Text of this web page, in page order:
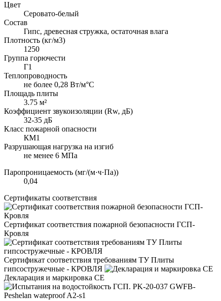
Цвет
Серовато-белый
Состав
Гипс, древесная стружка, остаточная влага
Плотность (кг/м3)
1250
Группа горючести
Г1
Теплопроводность
не более 0,28 Вт/м°С
Площадь плиты
3.75 м²
Коэффициент звукоизоляции (Rw, дБ)
32-35 дБ
Класс пожарной опасности
КМ1
Разрушающая нагрузка на изгиб
не менее 6 МПа
Паропроницаемость (мг/(м·ч·Па))
0,04
Сертификаты соответствия
Сертификат соответствия пожарной безопасности ГСП-
Кровля
Сертификат соответствия требованиям ТУ Плиты
гипсостружечные - КРОВЛЯ
Декларация и маркировка CE